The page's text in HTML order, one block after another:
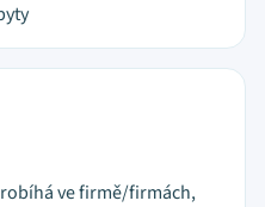
ve firmě/firmách,